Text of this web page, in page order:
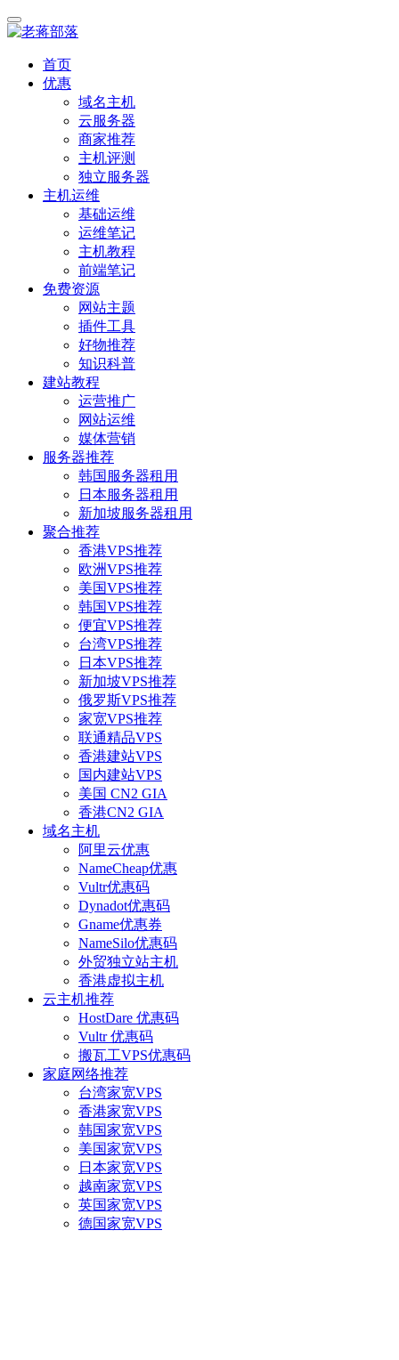
首页
优惠
域名主机
云服务器
商家推荐
主机评测
独立服务器
主机运维
基础运维
运维笔记
主机教程
前端笔记
免费资源
网站主题
插件工具
好物推荐
知识科普
建站教程
运营推广
网站运维
媒体营销
服务器推荐
韩国服务器租用
日本服务器租用
新加坡服务器租用
聚合推荐
香港VPS推荐
欧洲VPS推荐
美国VPS推荐
韩国VPS推荐
便宜VPS推荐
台湾VPS推荐
日本VPS推荐
新加坡VPS推荐
俄罗斯VPS推荐
家宽VPS推荐
联通精品VPS
香港建站VPS
国内建站VPS
美国 CN2 GIA
香港CN2 GIA
域名主机
阿里云优惠
NameCheap优惠
Vultr优惠码
Dynadot优惠码
Gname优惠券
NameSilo优惠码
外贸独立站主机
香港虚拟主机
云主机推荐
HostDare 优惠码
Vultr 优惠码
搬瓦工VPS优惠码
家庭网络推荐
台湾家宽VPS
香港家宽VPS
韩国家宽VPS
美国家宽VPS
日本家宽VPS
越南家宽VPS
英国家宽VPS
德国家宽VPS